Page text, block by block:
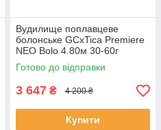
Вудилище поплавцеве
болонське GCxTica Premiere
NEO Bolo 4.80м 30-60г
Готово до відправки
3 647 ₴ 4 200 ₴
Купити